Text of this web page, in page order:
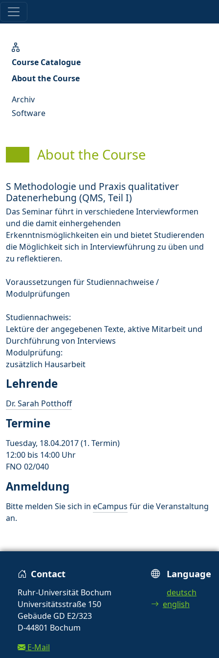
Course Catalogue
About the Course
Archiv
Software
About the Course
S Methodologie und Praxis qualitativer
Datenerhebung (QMS, Teil I)
Das Seminar führt in verschiedene Interviewformen
und die damit einhergehenden
Erkenntnismöglichkeiten ein und bietet Studierenden
die Möglichkeit sich in Interviewführung zu üben und
zu reflektieren.
Voraussetzungen für Studiennachweise /
Modulprüfungen
Studiennachweis:
Lektüre der angegebenen Texte, aktive Mitarbeit und
Durchführung von Interviews
Modulprüfung:
zusätzlich Hausarbeit
Lehrende
Dr. Sarah Potthoff
Termine
Tuesday, 18.04.2017 (1. Termin)
12:00 bis 14:00 Uhr
FNO 02/040
Anmeldung
Bitte melden Sie sich in eCampus für die Veranstaltung
an.
Contact
Ruhr-Universität Bochum
Universitätsstraße 150
Gebäude GD E2/323
D-44801 Bochum
E-Mail
Language
deutsch
english